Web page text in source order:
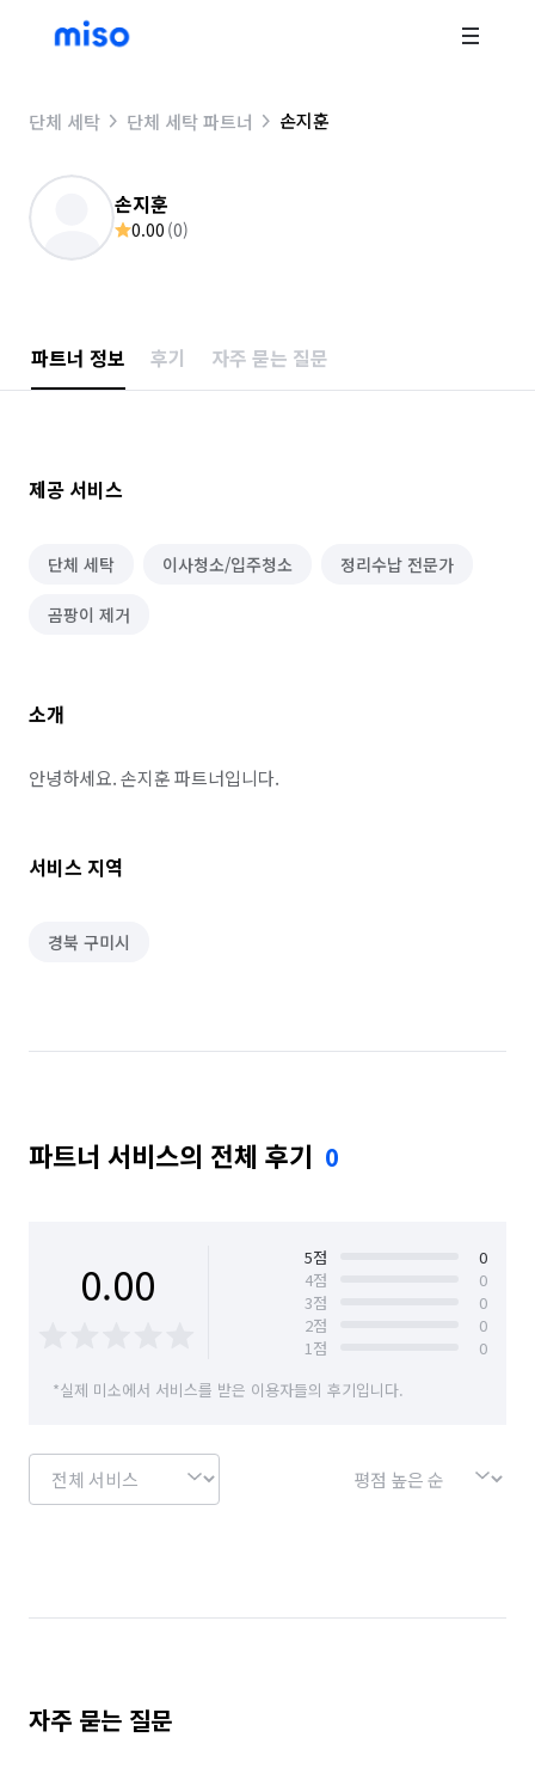
단체 세탁 단체 세탁 파트너 손지훈
손지훈
0.00 (0)
파트너 정보 후기 자주 묻는 질문
제공 서비스
단체 세탁 이사청소/입주청소 정리수납 전문가
곰팡이 제거
소개
안녕하세요. 손지훈 파트너입니다.
서비스 지역
경북 구미시
파트너 서비스의 전체 후기 0
0.00 5점
0
4점
0
3점
0
2점
0
1점
0
*실제 미소에서 서비스를 받은 이용자들의 후기입니다.
자주 묻는 질문